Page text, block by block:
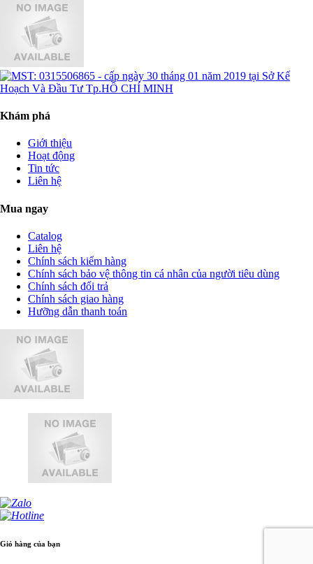
Khám phá
Giới thiệu
Hoạt động
Tin tức
Liên hệ
Mua ngay
Catalog
Liên hệ
Chính sách kiểm hàng
Chính sách bảo vệ thông tin cá nhân của người tiêu dùng
Chính sách đổi trả
Chính sách giao hàng
Hưỡng dẫn thanh toán
Giỏ hàng của bạn